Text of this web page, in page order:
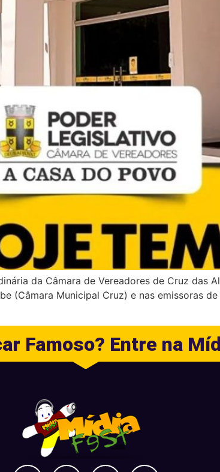
da Câmara de Vereadores de Cruz das
(Câmara Municipal Cruz) e nas emissoras
Famoso? Entre na